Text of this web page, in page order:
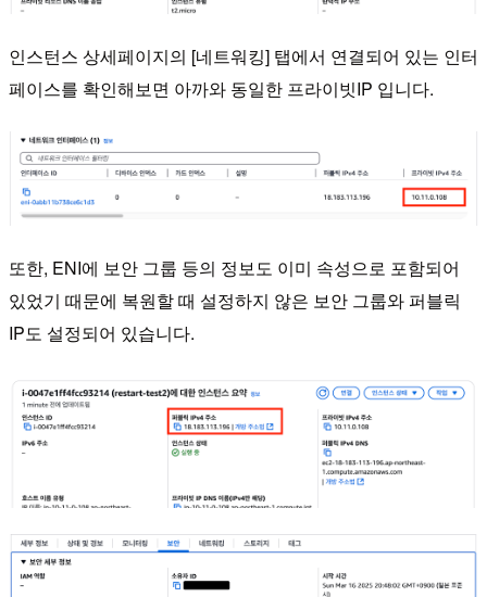
인스턴스 상세페이지의 [네트워킹] 탭에서 연결되어 있는 인터
페이스를 확인해보면 아까와 동일한 프라이빗IP 입니다.
또한, ENI에 보안 그룹 등의 정보도 이미 속성으로 포함되어
있었기 때문에 복원할 때 설정하지 않은 보안 그룹와 퍼블릭
IP도 설정되어 있습니다.